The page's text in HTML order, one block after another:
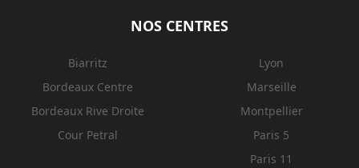
NOS CENTRES
Biarritz
Bordeaux Centre
Bordeaux Rive Droite
Cour Petral
Lyon
Marseille
Montpellier
Paris 5
Paris 11